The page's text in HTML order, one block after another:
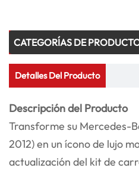
CATEGORÍAS DE
Detalles Del Producto
Descripción del Producto
Transforme su Mercedes-
2012) en un ícono de lujo
actualización del kit de